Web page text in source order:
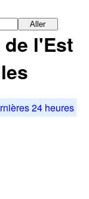
Aller
l'Est
24 heures